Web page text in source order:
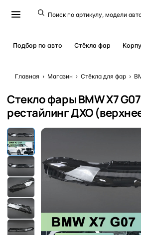
Подбор по авто Стёкла фар
Главная › Магазин › Стёкла для фар ›
Стекло фары BMW X7
рестайлинг ДХО